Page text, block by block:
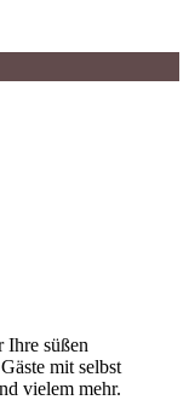
Ihre süßen
mit selbst
vielem mehr.